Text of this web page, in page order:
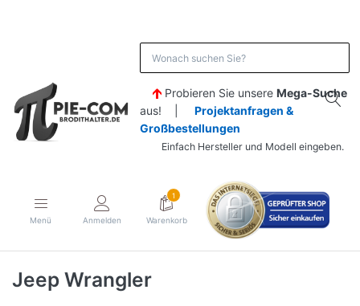
Probieren Sie unsere Mega-Suche
aus! | Projektanfragen &
Großbestellungen
Einfach Hersteller und Modell eingeben.
Menü Anmelden
1
Warenkorb
Jeep Wrangler